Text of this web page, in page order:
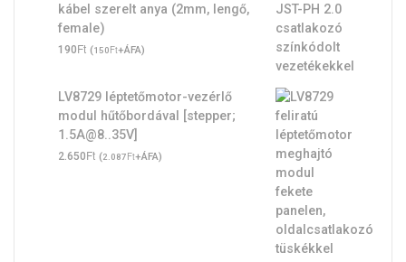
kábel szerelt anya (2mm, lengő,
female)
190Ft (150Ft+ÁFA)
LV8729 léptetőmotor-vezérlő
modul hűtőbordával [stepper;
1.5A@8..35V]
2.650Ft (2.087Ft+ÁFA)